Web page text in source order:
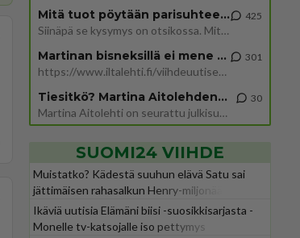
Mitä tuot pöytään parisuhteessa?
Siinäpä se kysymys on otsikossa. Mitäpä siis tuot/toisit pöytään parisuhteessa? Oletko mies vai nainen? Koetko sen mitä
425
Martinan bisneksillä ei mene hyvin
https://www.iltalehti.fi/viihdeuutiset/a/c46da6ab-340f-4790-aaa7-0865eed2336 Yrityksen konkurssihakemus on tullut kärä
301
Tiesitkö? Martina Aitolehden isäpuoli on tämä suosittu laulaja
Martina Aitolehti on seurattu julkisuuden henkilö. Lähipiiriin mahtuu muitakin tunnettuja henkilöitä. Tiesitkö, että Ma
30
SUOMI24 VIIHDE
Muistatko? Kädestä suuhun elävä Satu sai
jättimäisen rahasalkun Henry-miljonääriltä
Ikäviä uutisia Elämäni biisi -suosikkisarjasta -
Monelle tv-katsojalle iso pettymys